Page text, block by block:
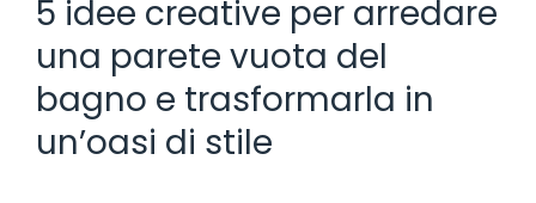
5 idee creative per arredare
una parete vuota del
bagno e trasformarla in
un’oasi di stile